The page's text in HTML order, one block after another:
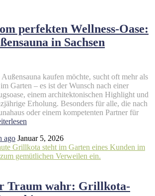
perfekten Wellness-Oase:
in Sachsen
kaufen möchte, sucht oft mehr als
Garten – es ist der Wunsch nach einer
einem architektonischen Highlight und
Erholung. Besonders für alle, die nach
oder einem kompetenten Partner für
ago Januar 5, 2026
Traum wahr: Grillkota-